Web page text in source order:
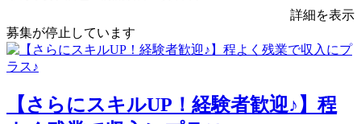
詳細を表示
募集が停止しています
【さらにスキルUP！経験者歓迎♪】程